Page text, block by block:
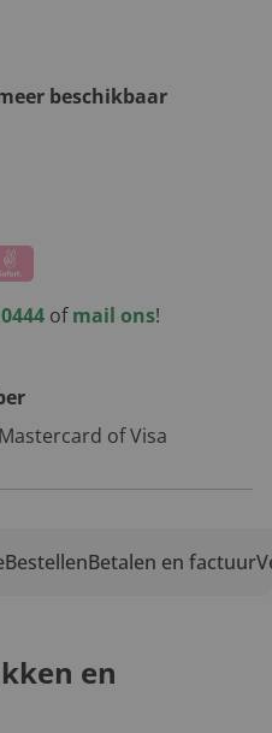
beschikbaar
ofmail ons!
of Visa
BestellenBetalen en factuur
en